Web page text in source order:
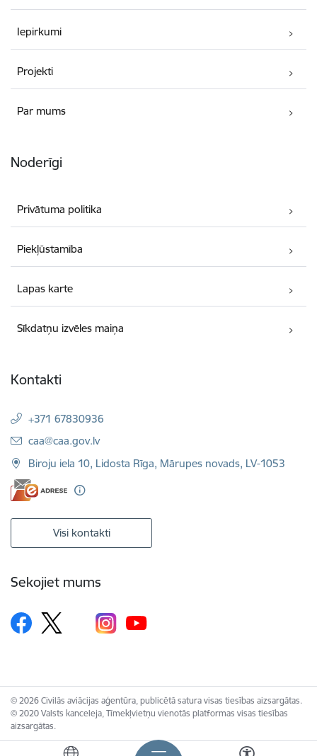
Iepirkumi
Projekti
Par mums
Noderīgi
Privātuma politika
Piekļūstamība
Lapas karte
Sīkdatņu izvēles maiņa
Kontakti
+371 67830936
E-pasts:
caa@caa.gov.lv
Biroju iela 10, Lidosta Rīga, Mārupes novads, LV-1053
Visi kontakti
Sekojiet mums
© 2026 Civilās aviācijas aģentūra, publicētā satura visas tiesības aizsargātas.
© 2020 Valsts kanceleja, Tīmekļvietņu vienotās platformas visas tiesības
aizsargātas.